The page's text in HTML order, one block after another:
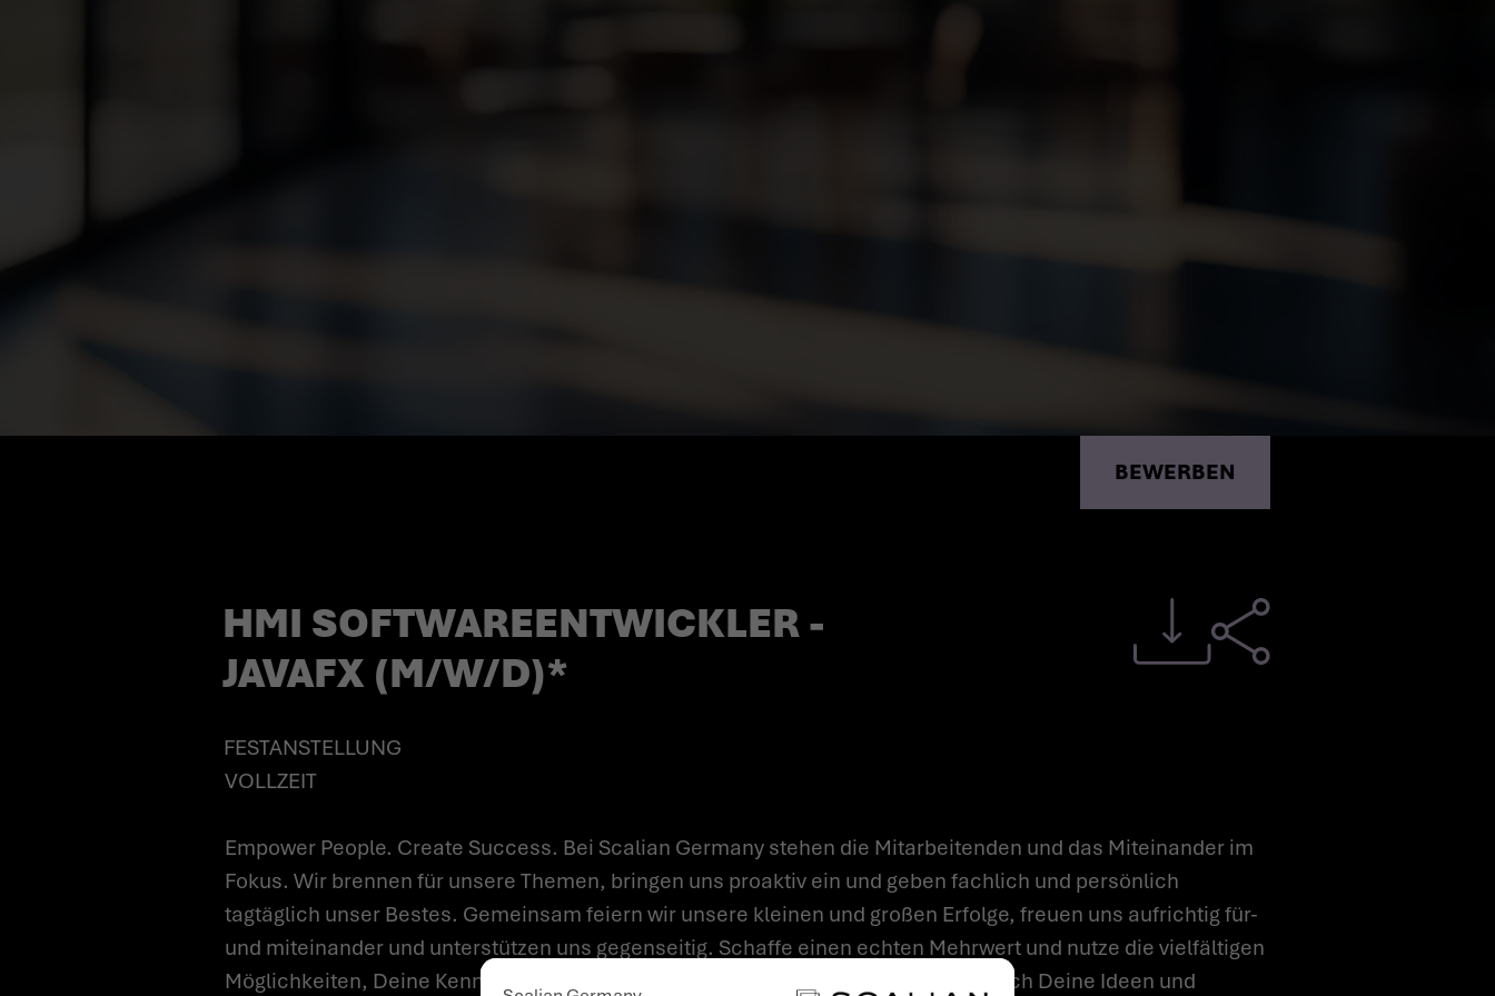
BEWERBEN
HMI SOFTWAREENTWICKLER -
JAVAFX (M/W/D)*
FESTANSTELLUNG
VOLLZEIT
Empower People. Create Success. Bei Scalian Germany stehen die Mitarbeitenden und das Miteinander im
Fokus. Wir brennen für unsere Themen, bringen uns proaktiv ein und geben fachlich und persönlich
tagtäglich unser Bestes. Gemeinsam feiern wir unsere kleinen und großen Erfolge, freuen uns aufrichtig für-
und miteinander und unterstützen uns gegenseitig. Schaffe einen echten Mehrwert und nutze die vielfältigen
Möglichkeiten, Deine Kenntnisse einzubringen und zu vertiefen, eigenverantwortlich Deine Ideen und